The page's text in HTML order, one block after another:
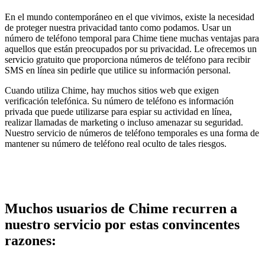
En el mundo contemporáneo en el que vivimos, existe la necesidad
de proteger nuestra privacidad tanto como podamos. Usar un
número de teléfono temporal para Chime tiene muchas ventajas para
aquellos que están preocupados por su privacidad. Le ofrecemos un
servicio gratuito que proporciona números de teléfono para recibir
SMS en línea sin pedirle que utilice su información personal.
Cuando utiliza Chime, hay muchos sitios web que exigen
verificación telefónica. Su número de teléfono es información
privada que puede utilizarse para espiar su actividad en línea,
realizar llamadas de marketing o incluso amenazar su seguridad.
Nuestro servicio de números de teléfono temporales es una forma de
mantener su número de teléfono real oculto de tales riesgos.
Muchos usuarios de Chime recurren a
nuestro servicio por estas convincentes
razones: